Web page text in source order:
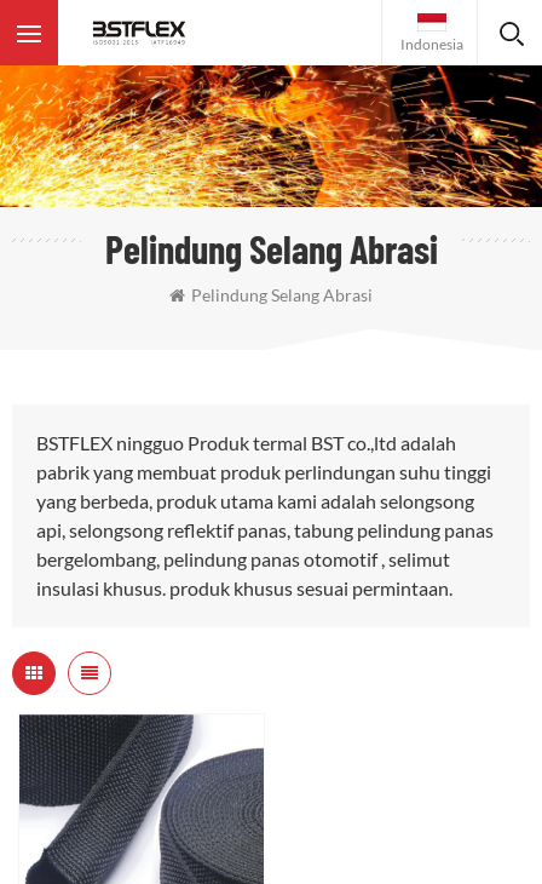
Indonesia
Pelindung Selang Abrasi
Pelindung Selang Abrasi
BSTFLEX ningguo Produk termal BST co.,ltd adalah
pabrik yang membuat produk perlindungan suhu tinggi
yang berbeda, produk utama kami adalah selongsong
api, selongsong reflektif panas, tabung pelindung panas
bergelombang, pelindung panas otomotif , selimut
insulasi khusus. produk khusus sesuai permintaan.